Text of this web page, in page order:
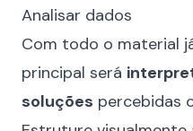
Analisar dados
Com todo o material
principal será
soluções percebidas